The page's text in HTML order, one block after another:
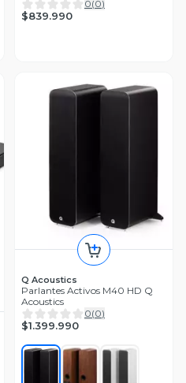
0(0)
$839.990
Q Acoustics
Parlantes Activos M40 HD Q
Acoustics
0(0)
$1.399.990